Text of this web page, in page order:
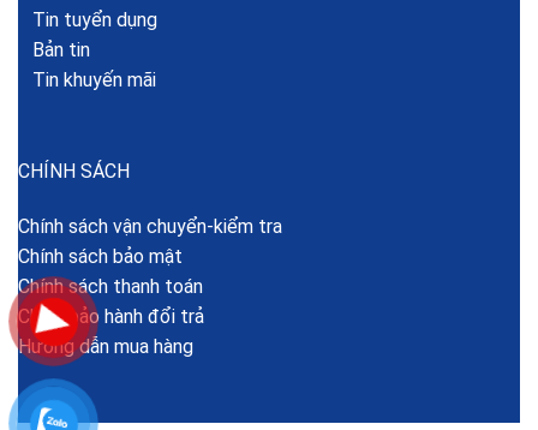
Tin tuyển dụng
Bản tin
Tin khuyến mãi
CHÍNH SÁCH
Chính sách vận chuyển-kiểm tra
Chính sách bảo mật
Chính sách thanh toán
Chính bảo hành đổi trả
Hướng dẫn mua hàng